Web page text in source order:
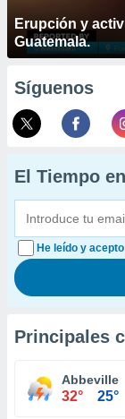
Erupción y
Guatemala.
Síguenos
El Tiempo
He leído y
Principales
Abbeville
32° 25°